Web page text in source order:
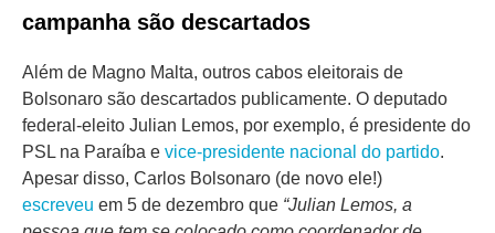
campanha são descartados
Além de Magno Malta, outros cabos eleitorais de
Bolsonaro são descartados publicamente. O deputado
federal-eleito Julian Lemos, por exemplo, é presidente do
PSL na Paraíba e vice-presidente nacional do partido.
Apesar disso, Carlos Bolsonaro (de novo ele!)
escreveu em 5 de dezembro que “Julian Lemos, a